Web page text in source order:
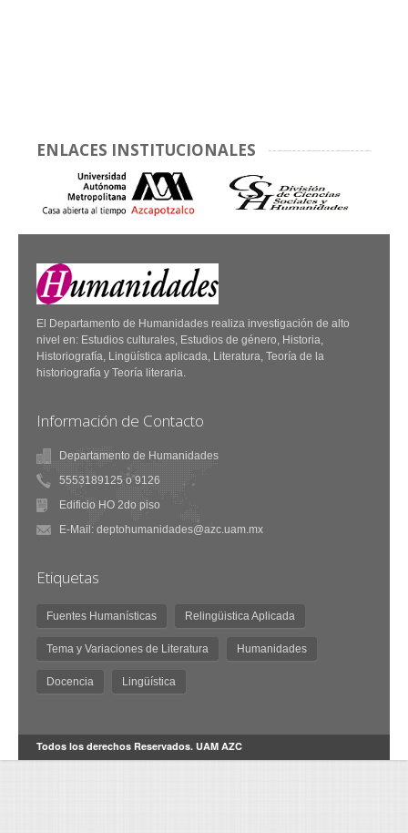
ENLACES INSTITUCIONALES
El Departamento de Humanidades realiza investigación de alto
nivel en: Estudios culturales, Estudios de género, Historia,
Historiografía, Lingüística aplicada, Literatura, Teoría de la
historiografía y Teoría literaria.
Información de Contacto
Departamento de Humanidades
5553189125 o 9126
Edificio HO 2do piso
E-Mail: deptohumanidades@azc.uam.mx
Etiquetas
Fuentes Humanísticas Relingüistica Aplicada
Tema y Variaciones de Literatura Humanidades
Docencia Lingüística
Todos los derechos Reservados. UAM AZC